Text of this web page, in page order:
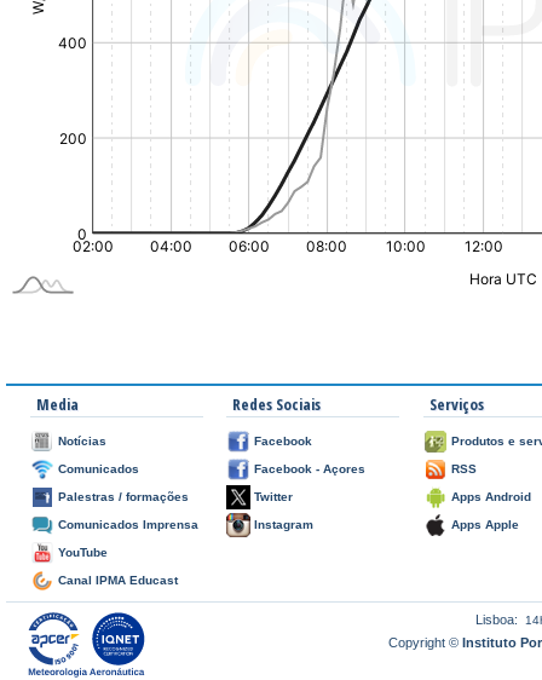
Media
Notícias
Comunicados
Palestras / formações
Comunicados Imprensa
YouTube
Canal IPMA Educast
Redes Sociais
Facebook
Facebook - Açores
Twitter
Instagram
Serviços
Produtos e
RSS
Apps Android
Apps Apple
Lisboa:
Copyright ©Instituto